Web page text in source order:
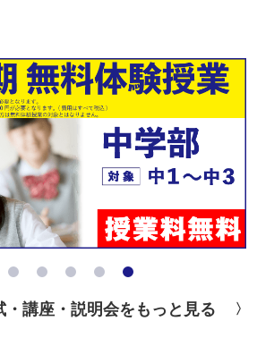
・講座・説明会をもっと見る